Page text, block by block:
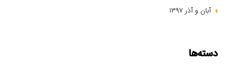
آبان و آذر ۱۳۹۷
دسته‌ها